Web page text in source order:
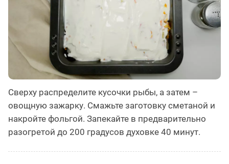
Сверху распределите кусочки рыбы, а затем –
овощную зажарку. Смажьте заготовку сметаной и
накройте фольгой. Запекайте в предварительно
разогретой до 200 градусов духовке 40 минут.